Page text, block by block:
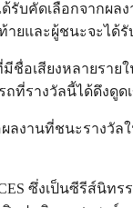
รับคัดเลือกจากผ
ายและผู้ชนะจะไ
เสียงหลายรายใน
ที่รางวัลนี้ได้ดึงดูด
ลงานที่ชนะรางวั
ซึ่งเป็นซีรีส์นิ